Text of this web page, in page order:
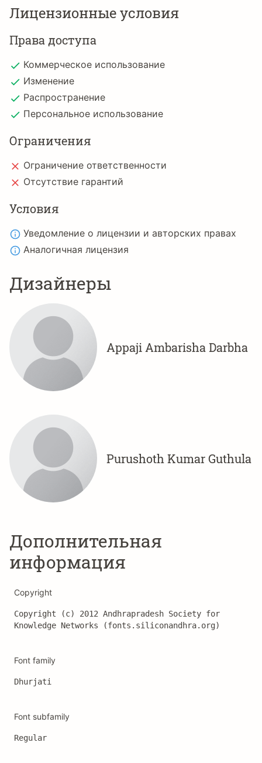
Лицензионные условия
Права доступа
Коммерческое использование
Изменение
Распространение
Персональное использование
Ограничения
Ограничение ответственности
Отсутствие гарантий
Условия
Уведомление о лицензии и авторских правах
Аналогичная лицензия
Дизайнеры
Appaji Ambarisha Darbha
Purushoth Kumar Guthula
Дополнительная
информация
Copyright
Copyright (c) 2012 Andhrapradesh Society for
Knowledge Networks (fonts.siliconandhra.org)
Font family
Dhurjati
Font subfamily
Regular